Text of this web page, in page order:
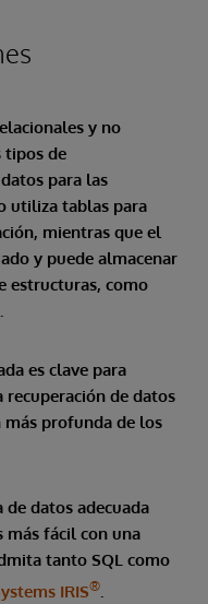
y no
tipos de
para las
utiliza tablas para
mientras que el
y puede almacenar
estructuras, como
es clave para
de datos
profunda de los
datos adecuada
más fácil con una
tanto SQL como
IRIS®.